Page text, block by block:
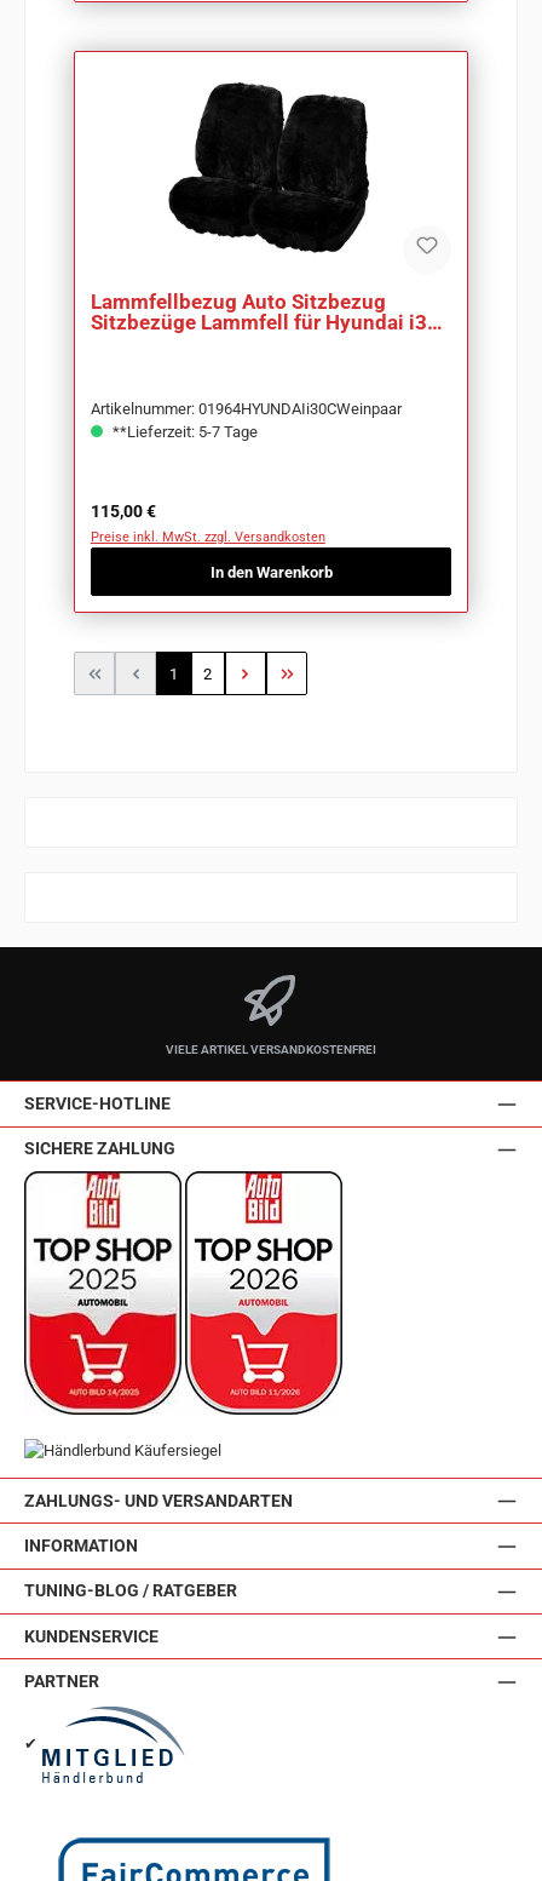
Lammfellbezug Auto Sitzbezug
Sitzbezüge Lammfell für Hyundai i30
Artikelnummer: 01964HYUNDAIi30CWeinpaar
**Lieferzeit: 5-7 Tage
Regulärer Preis:
115,00 €
Preise inkl. MwSt. zzgl. Versandkosten
In den Warenkorb
Seite
1 Seite
2
VIELE ARTIKEL VERSANDKOSTENFREI
SERVICE-HOTLINE
ZAHLUNGS- UND VERSANDARTEN
INFORMATION
TUNING-BLOG / RATGEBER
KUNDENSERVICE
SICHERE ZAHLUNG
PARTNER
✔